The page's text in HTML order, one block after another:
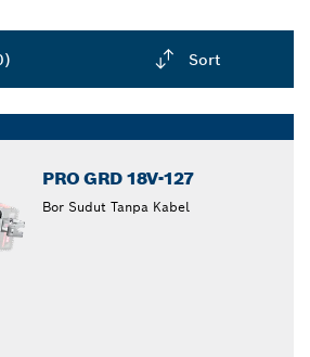
Sort
closed
PRO GRD 18V-127
Bor Sudut Tanpa Kabel